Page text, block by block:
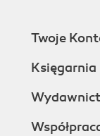
przy
Twoje
Księgarnia